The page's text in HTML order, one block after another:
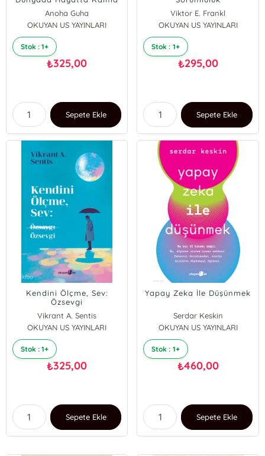
Becerileri
Anoha Guha
OKUYAN US YAYINLARI
Stok : 1+
₺325,00
Sepete Ekle
Viktor E. Frankl
OKUYAN US YAYINLARI
Stok : 1+
₺295,00
Sepete Ekle
Kendini Ölçme, Sev:
Özsevgi
Vikrant A. Sentis
OKUYAN US YAYINLARI
Stok : 1+
₺325,00
Sepete Ekle
Yapay Zeka İle Düşünmek
Serdar Keskin
OKUYAN US YAYINLARI
Stok : 1+
₺460,00
Sepete Ekle